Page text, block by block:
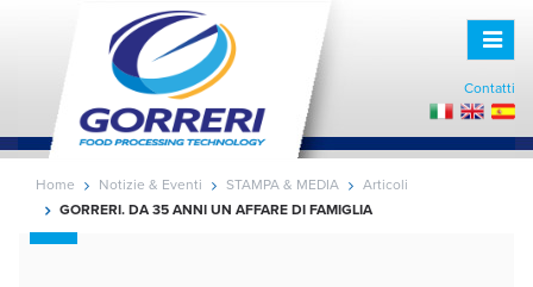
Toggle
Contatti
Home Notizie & Eventi STAMPA & MEDIA
Articoli
GORRERI. DA 35 ANNI UN AFFARE DI FAMIGLIA